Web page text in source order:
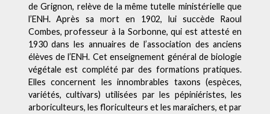
de Grignon, relève de la même tutelle ministérielle que
l’ENH. Après sa mort en 1902, lui succède Raoul
Combes, professeur à la Sorbonne, qui est attesté en
1930 dans les annuaires de l’association des anciens
élèves de l’ENH. Cet enseignement général de biologie
végétale est complété par des formations pratiques.
Elles concernent les innombrables taxons (espèces,
variétés, cultivars) utilisées par les pépiniéristes, les
arboriculteurs, les floriculteurs et les maraîchers, et par